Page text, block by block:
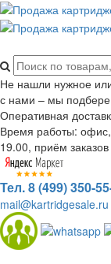
Не нашли нужное
с нами – мы
Оперативная
Время работы: офис,
19.00, приём
Тел. 8 (499) 350-
mail@kartridgesale.ru